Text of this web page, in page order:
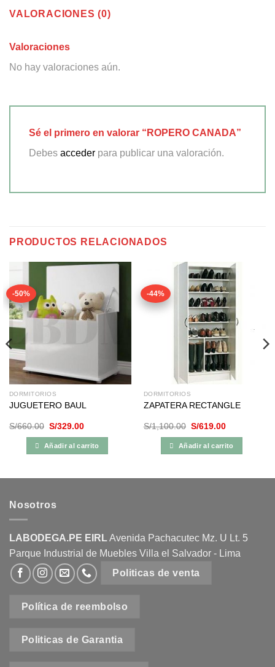
VALORACIONES (0)
Valoraciones
No hay valoraciones aún.
Sé el primero en valorar “ROPERO CANADA”
Debes acceder para publicar una valoración.
PRODUCTOS RELACIONADOS
-50%
DORMITORIOS
JUGUETERO BAUL
S/660.00 El
original
era:
S/329.00El
actual
es:
Añadir al carrito
-44%
DORMITORIOS
ZAPATERA RECTANGLE
S/1,100.00 El
original
era:
S/619.00El
actual
es:
Añadir al carrito
Nosotros
LABODEGA.PE EIRLAvenida Pachacutec Mz. U Lt. 5
Parque Industrial de Muebles Villa el Salvador - Lima
Politicas de venta
Política de reembolso
Politicas de Garantia